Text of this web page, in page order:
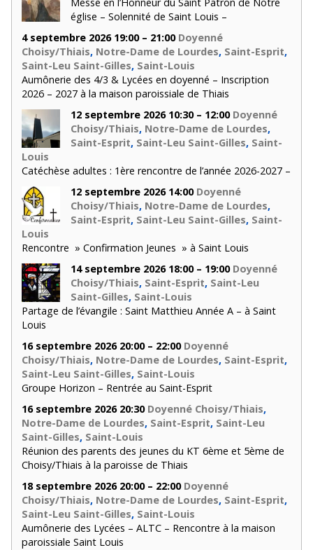
Messe en l’Honneur du Saint Patron de Notre
église – Solennité de Saint Louis –
4 septembre 2026 19:00 – 21:00 Doyenné
Choisy/Thiais, Notre-Dame de Lourdes, Saint-Esprit,
Saint-Leu Saint-Gilles, Saint-Louis
Aumônerie des 4/3 & Lycées en doyenné – Inscription
2026 – 2027 à la maison paroissiale de Thiais
12 septembre 2026 10:30 – 12:00 Doyenné
Choisy/Thiais, Notre-Dame de Lourdes,
Saint-Esprit, Saint-Leu Saint-Gilles, Saint-
Louis
Catéchèse adultes : 1ère rencontre de l’année 2026-2027 –
12 septembre 2026 14:00 Doyenné
Choisy/Thiais, Notre-Dame de Lourdes,
Saint-Esprit, Saint-Leu Saint-Gilles, Saint-
Louis
Rencontre » Confirmation Jeunes » à Saint Louis
14 septembre 2026 18:00 – 19:00 Doyenné
Choisy/Thiais, Saint-Esprit, Saint-Leu
Saint-Gilles, Saint-Louis
Partage de l’évangile : Saint Matthieu Année A – à Saint
Louis
16 septembre 2026 20:00 – 22:00 Doyenné
Choisy/Thiais, Notre-Dame de Lourdes, Saint-Esprit,
Saint-Leu Saint-Gilles, Saint-Louis
Groupe Horizon – Rentrée au Saint-Esprit
16 septembre 2026 20:30 Doyenné Choisy/Thiais,
Notre-Dame de Lourdes, Saint-Esprit, Saint-Leu
Saint-Gilles, Saint-Louis
Réunion des parents des jeunes du KT 6ème et 5ème de
Choisy/Thiais à la paroisse de Thiais
18 septembre 2026 20:00 – 22:00 Doyenné
Choisy/Thiais, Notre-Dame de Lourdes, Saint-Esprit,
Saint-Leu Saint-Gilles, Saint-Louis
Aumônerie des Lycées – ALTC – Rencontre à la maison
paroissiale Saint Louis